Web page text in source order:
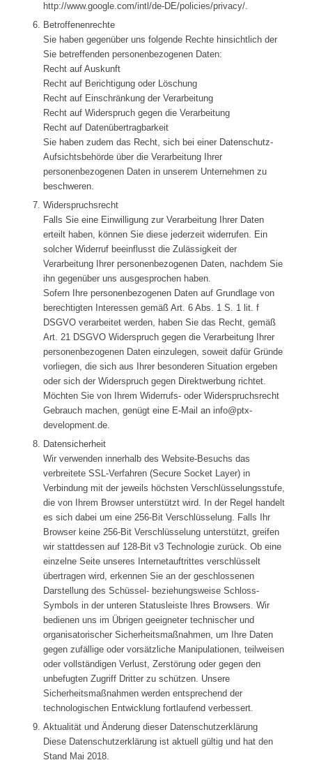
http://www.google.com/intl/de-DE/policies/privacy/.
Betroffenenrechte
Sie haben gegenüber uns folgende Rechte hinsichtlich der
Sie betreffenden personenbezogenen Daten:
Recht auf Auskunft
Recht auf Berichtigung oder Löschung
Recht auf Einschränkung der Verarbeitung
Recht auf Widerspruch gegen die Verarbeitung
Recht auf Datenübertragbarkeit
Sie haben zudem das Recht, sich bei einer Datenschutz-
Aufsichtsbehörde über die Verarbeitung Ihrer
personenbezogenen Daten in unserem Unternehmen zu
beschweren.
Widerspruchsrecht
Falls Sie eine Einwilligung zur Verarbeitung Ihrer Daten
erteilt haben, können Sie diese jederzeit widerrufen. Ein
solcher Widerruf beeinflusst die Zulässigkeit der
Verarbeitung Ihrer personenbezogenen Daten, nachdem Sie
ihn gegenüber uns ausgesprochen haben.
Sofern Ihre personenbezogenen Daten auf Grundlage von
berechtigten Interessen gemäß Art. 6 Abs. 1 S. 1 lit. f
DSGVO verarbeitet werden, haben Sie das Recht, gemäß
Art. 21 DSGVO Widerspruch gegen die Verarbeitung Ihrer
personenbezogenen Daten einzulegen, soweit dafür Gründe
vorliegen, die sich aus Ihrer besonderen Situation ergeben
oder sich der Widerspruch gegen Direktwerbung richtet.
Möchten Sie von Ihrem Widerrufs- oder Widerspruchsrecht
Gebrauch machen, genügt eine E-Mail an info@ptx-
development.de.
Datensicherheit
Wir verwenden innerhalb des Website-Besuchs das
verbreitete SSL-Verfahren (Secure Socket Layer) in
Verbindung mit der jeweils höchsten Verschlüsselungsstufe,
die von Ihrem Browser unterstützt wird. In der Regel handelt
es sich dabei um eine 256-Bit Verschlüsselung. Falls Ihr
Browser keine 256-Bit Verschlüsselung unterstützt, greifen
wir stattdessen auf 128-Bit v3 Technologie zurück. Ob eine
einzelne Seite unseres Internetauftrittes verschlüsselt
übertragen wird, erkennen Sie an der geschlossenen
Darstellung des Schüssel- beziehungsweise Schloss-
Symbols in der unteren Statusleiste Ihres Browsers. Wir
bedienen uns im Übrigen geeigneter technischer und
organisatorischer Sicherheitsmaßnahmen, um Ihre Daten
gegen zufällige oder vorsätzliche Manipulationen, teilweisen
oder vollständigen Verlust, Zerstörung oder gegen den
unbefugten Zugriff Dritter zu schützen. Unsere
Sicherheitsmaßnahmen werden entsprechend der
technologischen Entwicklung fortlaufend verbessert.
Aktualität und Änderung dieser Datenschutzerklärung
Diese Datenschutzerklärung ist aktuell gültig und hat den
Stand Mai 2018.